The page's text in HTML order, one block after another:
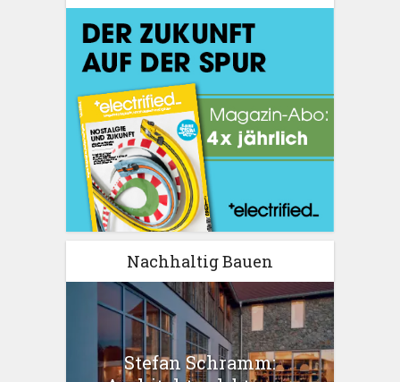
Nachhaltig Bauen
Stefan Schramm: